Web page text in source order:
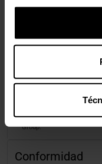
Reseñas de productos
Group.
Conformidad